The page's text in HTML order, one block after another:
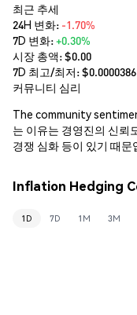
최근 추세
24H 변화: -1.70%
7D 변화:+0.30%
시장 총액:$0.00
7D 최고/최저: $0.0000386
커뮤니티 심리
The community
는 이유는 경영진의 신뢰
경쟁 심화 등이 있기 때문
Inflation Hedging
1D 7D 1M 3M